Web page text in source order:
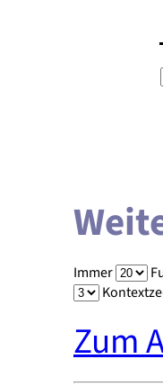
Immer
Zum